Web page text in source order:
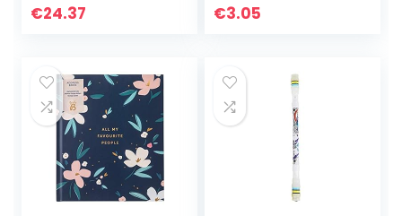
145 x 225 mm, met
€24.37 €3.05